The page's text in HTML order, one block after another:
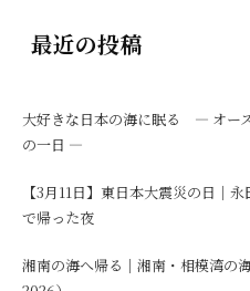
最近の投稿
大好きな日本の海に眠る ― オー
の一日 ―
【3月11日】東日本大震災の日｜
で帰った夜
湘南の海へ帰る｜湘南・相模湾の